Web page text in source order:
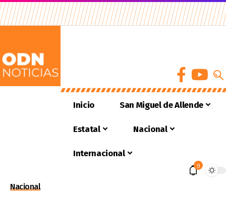
Inicio San Miguel de Allende
Estatal Nacional
Internacional
9
Nacional